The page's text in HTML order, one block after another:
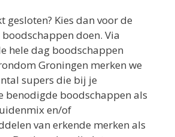
gesloten? Kies dan voor de
doen. Via
hele dag boodschappen
Groningen merken we
supers die bij je
benodigde boodschappen als
en/of
van erkende merken als